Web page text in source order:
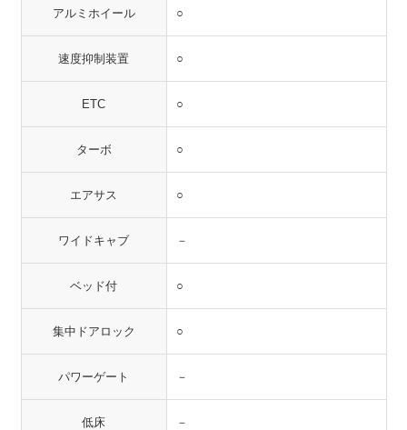
アルミホイール ○
速度抑制装置 ○
ETC ○
ターボ ○
エアサス ○
ワイドキャブ －
ベッド付 ○
集中ドアロック ○
パワーゲート －
低床 －